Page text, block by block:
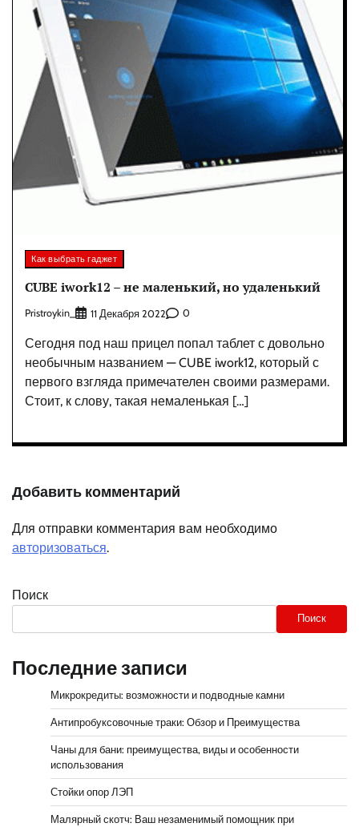
Как выбрать гаджет
CUBE iwork12 – не маленький, но удаленький
Pristroykin_ 11 Декабря 2022 0
Сегодня под наш прицел попал таблет с довольно
необычным названием — CUBE iwork12, который с
первого взгляда примечателен своими размерами.
Стоит, к слову, такая немаленькая […]
Добавить комментарий
Для отправки комментария вам необходимо
авторизоваться.
Поиск
Поиск
Последние записи
Микрокредиты: возможности и подводные камни
Антипробуксовочные траки: Обзор и Преимущества
Чаны для бани: преимущества, виды и особенности
использования
Стойки опор ЛЭП
Малярный скотч: Ваш незаменимый помощник при